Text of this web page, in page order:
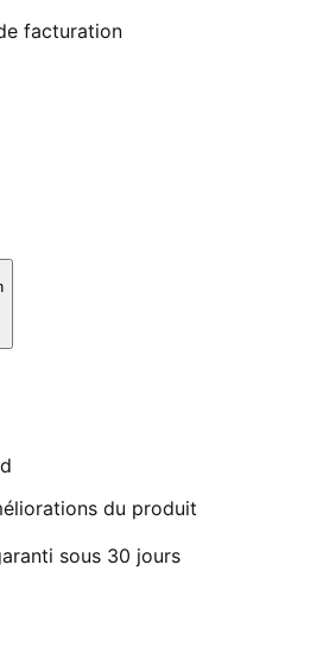
facturation
du produit
sous 30 jours